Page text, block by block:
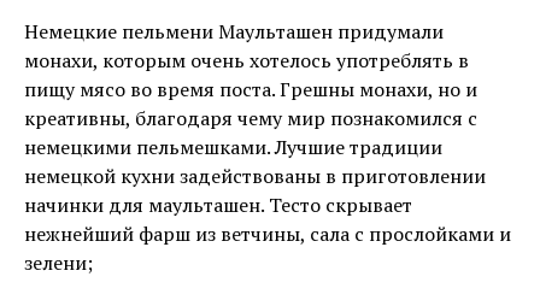
Немецкие пельмени Маульташен придумали
монахи, которым очень хотелось употреблять в
пищу мясо во время поста. Грешны монахи, но и
креативны, благодаря чему мир познакомился с
немецкими пельмешками. Лучшие традиции
немецкой кухни задействованы в приготовлении
начинки для маульташен. Тесто скрывает
нежнейший фарш из ветчины, сала с прослойками и
зелени;